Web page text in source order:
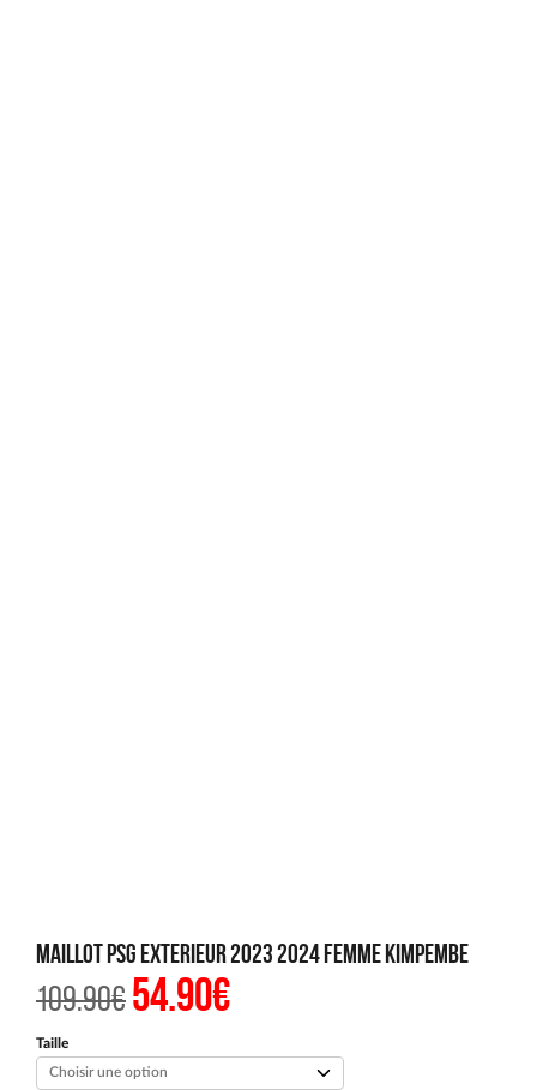
MAILLOT PSG EXTERIEUR 2023 2024 FEMME KIMPEMBE
109.90€Le
prix
était :
109.90€.
54.90€Le
prix
est :
54.90€.
Taille